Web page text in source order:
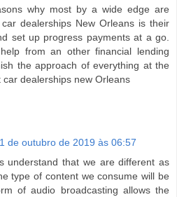
why most by a wide edge are
dealerships New Orleans is their
set up progress payments at a go.
from an other financial lending
the approach of everything at the
dealerships new Orleans
de outubro de 2019 às 06:57
understand that we are different as
type of content we consume will be
of audio broadcasting allows the